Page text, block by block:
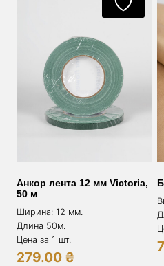
Анкор лента 12 мм Victoria,
50 м
Ширина: 12 мм.
Длина 50м.
Цена за 1 шт.
279.00 ₴